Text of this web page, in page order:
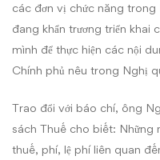
các đơn vị chức năng trong
đang khẩn trương triển khai
mình để thực hiện các nội
Chính phủ nêu trong Nghị
Trao đổi với báo chí, ông
sách Thuế cho biết: Những
thuế, phí, lệ phí liên quan